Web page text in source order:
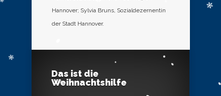
Hannover; Sylvia Bruns, Sozialdezernentin
der Stadt Hannover.
Das ist die
Weihnachtshilfe